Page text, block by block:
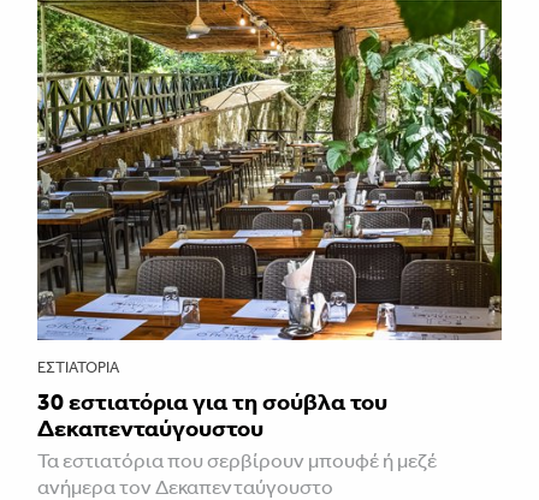
ΕΣΤΙΑΤΌΡΙΑ
30 εστιατόρια για τη σούβλα του
Δεκαπενταύγουστου
Τα εστιατόρια που σερβίρουν μπουφέ ή μεζέ
ανήμερα τον Δεκαπενταύγουστο